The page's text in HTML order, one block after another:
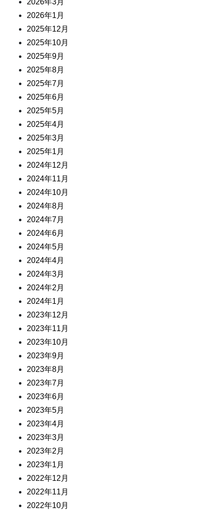
2026年1月
2025年12月
2025年10月
2025年9月
2025年8月
2025年7月
2025年6月
2025年5月
2025年4月
2025年3月
2025年1月
2024年12月
2024年11月
2024年10月
2024年8月
2024年7月
2024年6月
2024年5月
2024年4月
2024年3月
2024年2月
2024年1月
2023年12月
2023年11月
2023年10月
2023年9月
2023年8月
2023年7月
2023年6月
2023年5月
2023年4月
2023年3月
2023年2月
2023年1月
2022年12月
2022年11月
2022年10月